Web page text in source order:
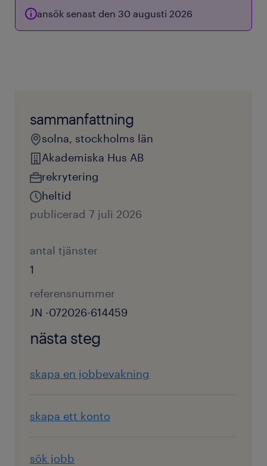
ansök senast den 30 augusti 2026
sammanfattning
solna, stockholms län
Akademiska Hus AB
rekrytering
heltid
publicerad 7 juli 2026
antal tjänster
1
referensnummer
JN -072026-614459
nästa steg
skapa en jobbevakning
skapa ett konto
sök jobb